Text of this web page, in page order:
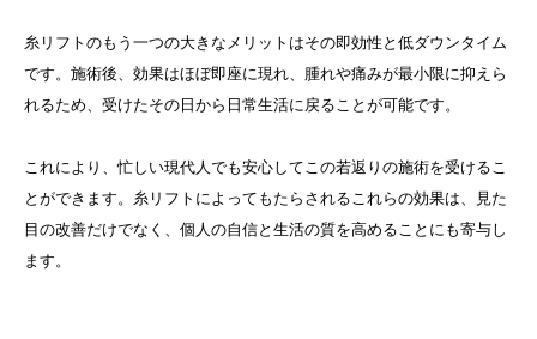
糸リフトのもう一つの大きなメリットはその即効性と低ダウンタイム
です。施術後、効果はほぼ即座に現れ、腫れや痛みが最小限に抑えら
れるため、受けたその日から日常生活に戻ることが可能です。
これにより、忙しい現代人でも安心してこの若返りの施術を受けるこ
とができます。糸リフトによってもたらされるこれらの効果は、見た
目の改善だけでなく、個人の自信と生活の質を高めることにも寄与し
ます。